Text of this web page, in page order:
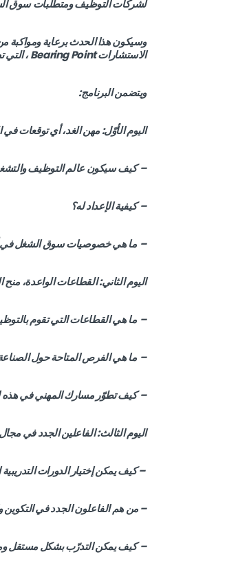
لشركات التوظيف ومتطلبات سوق
الاستشارات Bearing Point ، التي تضمّ صحفيين وخبراء مختصين للإشراف على اللجان.
ويتضمن البرنامج:
اليوم الأوّل: مهن الغد، أي توقعات في
– كيف سيكون عالم التوظيف
– كيفية الإعداد له؟
– ما هي خصوصيات سوق الشغل في
اليوم الثاني: القطاعات الواعدة،
– ما هي القطاعات التي تقوم
– ما هي الفرص المتاحة حول الصناعة 4.0 والتسويق
– كيف تطوّر مسارك المهني في هذه
اليوم الثالث: الفاعلين الجدد في
– كيف يمكن إختيار الدورات
– من هم الفاعلون الجدد في التكوين
– كيف يمكن التدرّب بشكل مستقل